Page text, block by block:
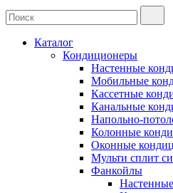
Каталог
Кондиционеры
Настенные
Мобильные
Кассетные
Канальные
Напольно-
Колонные
Оконные
Мульти сплит
Фанкойлы
Настенные